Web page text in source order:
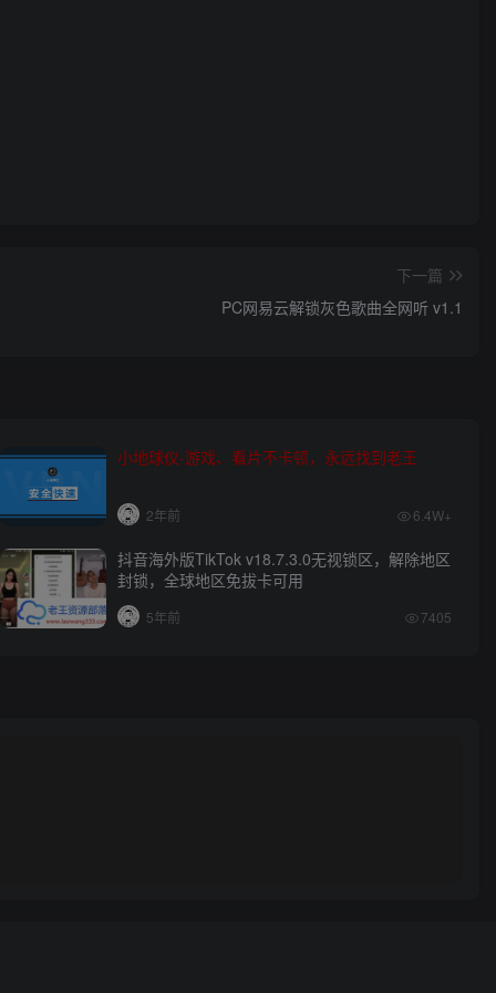
下一篇
PC网易云解锁灰色歌曲全网听 v1.1
小地球仪-游戏、看片不卡顿，永远找到老王
2年前 6.4W+
抖音海外版TikTok v18.7.3.0无视锁区，解除地区
封锁，全球地区免拔卡可用
5年前 7405